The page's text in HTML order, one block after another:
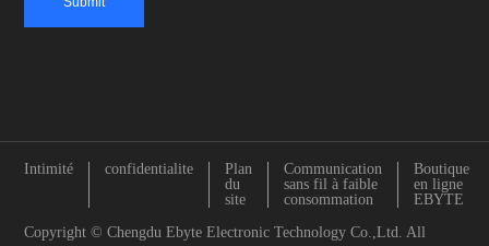
Intimité confidentialite
Plan
du
site
Communication
sans fil à faible
consommation
Boutique
en ligne
EBYTE
Copyright © Chengdu Ebyte Electronic Technology Co.,Ltd. All